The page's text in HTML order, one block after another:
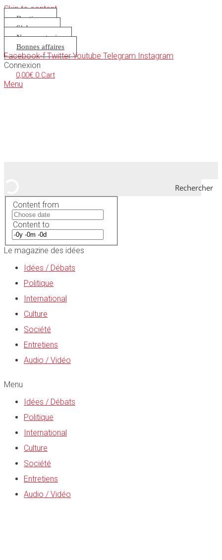
Skip to content
Boutique
S’abonner
Nous soutenir
Bonnes affaires
Facebook-f Twitter Youtube Telegram Instagram
Connexion
0,00€ 0 Cart
Menu
Rechercher
Content from
Content to
Le magazine des idées
Idées / Débats
Politique
International
Culture
Société
Entretiens
Audio / Vidéo
Menu
Idées / Débats
Politique
International
Culture
Société
Entretiens
Audio / Vidéo